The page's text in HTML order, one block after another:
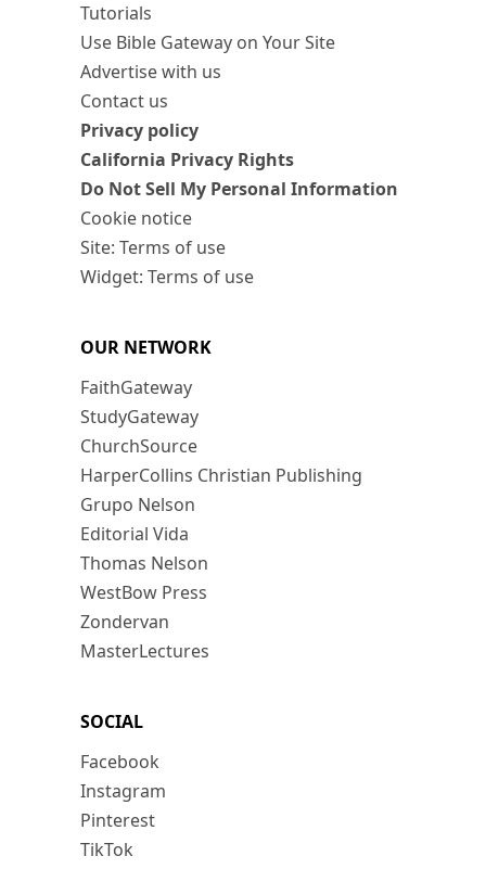
Tutorials
Use Bible Gateway on Your Site
Advertise with us
Contact us
Privacy policy
California Privacy Rights
Do Not Sell My Personal Information
Cookie notice
Site: Terms of use
Widget: Terms of use
OUR NETWORK
FaithGateway
StudyGateway
ChurchSource
HarperCollins Christian Publishing
Grupo Nelson
Editorial Vida
Thomas Nelson
WestBow Press
Zondervan
MasterLectures
SOCIAL
Facebook
Instagram
Pinterest
TikTok